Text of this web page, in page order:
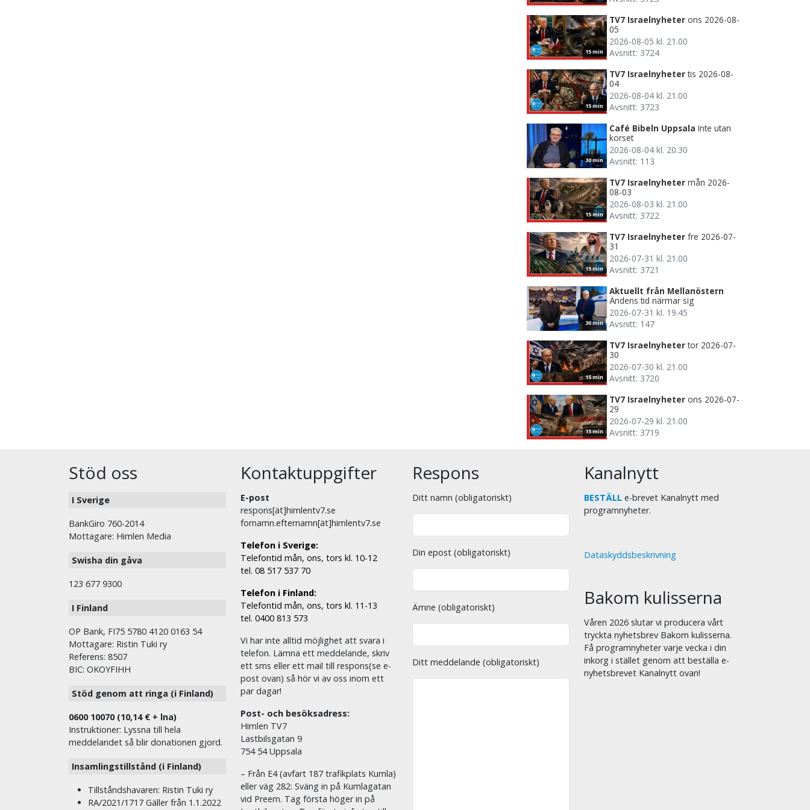
15 min
TV7 Israelnyheter ons 2026-08-
05
2026-08-05 kl. 21.00
Avsnitt: 3724
15 min
TV7 Israelnyheter tis 2026-08-
04
2026-08-04 kl. 21.00
Avsnitt: 3723
30 min
Café Bibeln Uppsala Inte utan
korset
2026-08-04 kl. 20.30
Avsnitt: 113
15 min
TV7 Israelnyheter mån 2026-
08-03
2026-08-03 kl. 21.00
Avsnitt: 3722
15 min
TV7 Israelnyheter fre 2026-07-
31
2026-07-31 kl. 21.00
Avsnitt: 3721
30 min
Aktuellt från Mellanöstern
Ändens tid närmar sig
2026-07-31 kl. 19.45
Avsnitt: 147
15 min
TV7 Israelnyheter tor 2026-07-
30
2026-07-30 kl. 21.00
Avsnitt: 3720
15 min
TV7 Israelnyheter ons 2026-07-
29
2026-07-29 kl. 21.00
Avsnitt: 3719
Stöd oss
I Sverige
BankGiro 760-2014
Mottagare: Himlen Media
Swisha din gåva
123 677 9300
I Finland
OP Bank, FI75 5780 4120 0163 54
Mottagare: Ristin Tuki ry
Referens: 8507
BIC: OKOYFIHH
Stöd genom att ringa (i Finland)
0600 10070 (10,14 € + lna)
Instruktioner: Lyssna till hela
meddelandet så blir donationen gjord.
Insamlingstillstånd (i Finland)
Tillståndshavaren: Ristin Tuki ry
RA/2021/1717 Gäller från 1.1.2022
Kontaktuppgifter
E-post
respons[ät]himlentv7.se
fornamn.efternamn[ät]himlentv7.se
Telefon i Sverige:
Telefontid mån, ons, tors kl. 10-12
tel. 08 517 537 70
Telefon i Finland:
Telefontid mån, ons, tors kl. 11-13
tel. 0400 813 573
Vi har inte alltid möjlighet att svara i
telefon. Lämna ett meddelande, skriv
ett sms eller ett mail till respons(se e-
post ovan) så hör vi av oss inom ett
par dagar!
Post- och besöksadress:
Himlen TV7
Lastbilsgatan 9
754 54 Uppsala
– Från E4 (avfart 187 trafikplats Kumla)
eller väg 282: Sväng in på Kumlagatan
vid Preem. Tag första höger in på
Respons
Ditt namn (obligatoriskt)
Din epost (obligatoriskt)
Ämne (obligatoriskt)
Ditt meddelande (obligatoriskt)
Kanalnytt
BESTÄLL e-brevet Kanalnytt med
programnyheter.
Dataskyddsbeskrivning
Bakom kulisserna
Våren 2026 slutar vi producera vårt
tryckta nyhetsbrev Bakom kulisserna.
Få programnyheter varje vecka i din
inkorg i stället genom att beställa e-
nyhetsbrevet Kanalnytt ovan!